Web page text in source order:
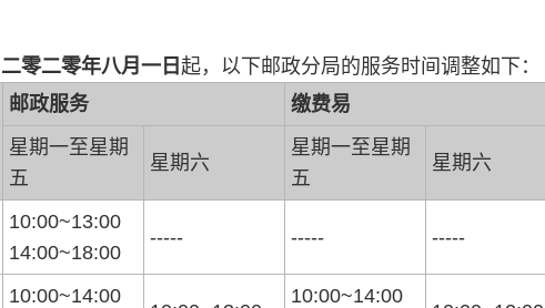
二零二零年八月一日起，以下邮政分局的服务时间调整如下：
邮政服务 缴费易
星期一至星期
五
星期六
星期一至星期
五
星期六
10:00~13:00
14:00~18:00
----- ----- -----
10:00~14:00
10:00~14:00